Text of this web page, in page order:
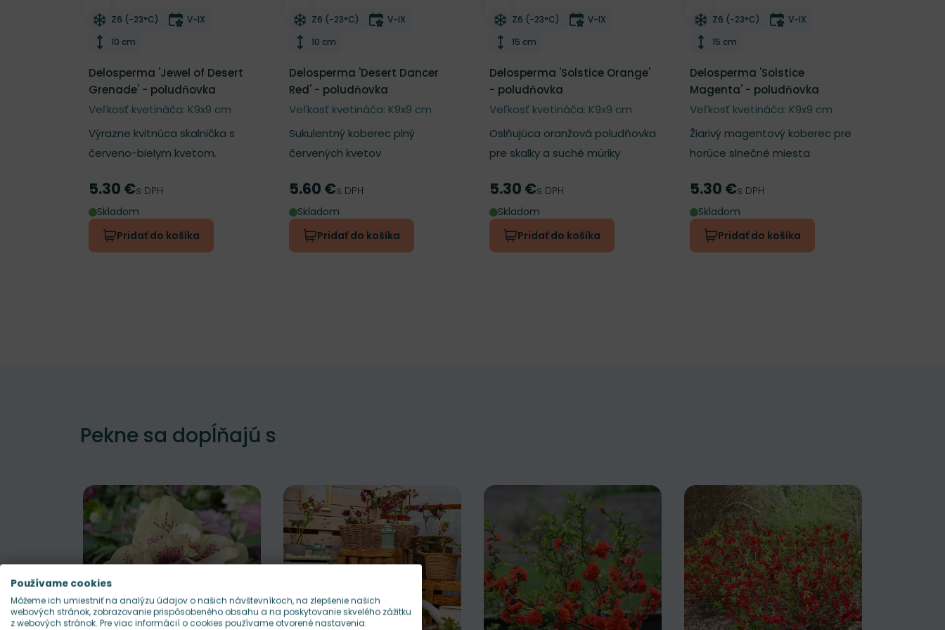
Odober do zoznamu želaní
Mrazuvzdornosť
Z6 (-23°C) Doba kvitnutia
V-IX
Výška rastliny
10 cm
Delosperma 'Jewel of Desert
Grenade' - poludňovka
Veľkosť kvetináča: K9x9 cm
Výrazne kvitnúca skalnička s
červeno-bielym kvetom.
Cena
5.30 €s DPH
Skladom
Pridať do košíka
Odober do zoznamu želaní
Mrazuvzdornosť
Z6 (-23°C) Doba kvitnutia
V-IX
Výška rastliny
10 cm
Delosperma 'Desert Dancer
Red' - poludňovka
Veľkosť kvetináča: K9x9 cm
Sukulentný koberec plný
červených kvetov
Cena
5.60 €s DPH
Skladom
Pridať do košíka
Odober do zoznamu želaní
Mrazuvzdornosť
Z6 (-23°C) Doba kvitnutia
V-IX
Výška rastliny
15 cm
Delosperma 'Solstice Orange'
- poludňovka
Veľkosť kvetináča: K9x9 cm
Oslňujúca oranžová poludňovka
pre skalky a suché múriky
Cena
5.30 €s DPH
Skladom
Pridať do košíka
Odober do zoznamu želaní
Mrazuvzdornosť
Z6 (-23°C) Doba kvitnutia
V-IX
Výška rastliny
15 cm
Delosperma 'Solstice
Magenta' - poludňovka
Veľkosť kvetináča: K9x9 cm
Žiarivý magentový koberec pre
horúce slnečné miesta
Cena
5.30 €s DPH
Skladom
Pridať do košíka
Pekne sa dopĺňajú s
Používame cookies
Môžeme ich umiestniť na analýzu údajov o našich návštevníkoch, na zlepšenie našich
webových stránok, zobrazovanie prispôsobeného obsahu a na poskytovanie skvelého zážitku
z webových stránok. Pre viac informácií o cookies používame otvorené nastavenia.